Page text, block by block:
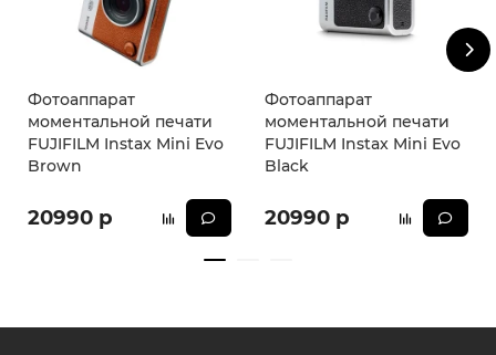
Фотоаппарат
моментальной печати
FUJIFILM Instax Mini Evo
Brown
20990 р
Фотоаппарат
моментальной печати
FUJIFILM Instax Mini Evo
Black
20990 р